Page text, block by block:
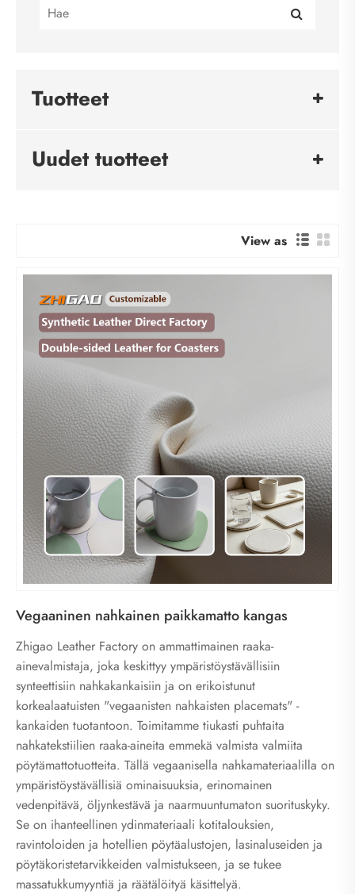
Tuotteet
Uudet tuotteet
View as
Vegaaninen nahkainen paikkamatto kangas
Zhigao Leather Factory on ammattimainen raaka-
ainevalmistaja, joka keskittyy ympäristöystävällisiin
synteettisiin nahkakankaisiin ja on erikoistunut
korkealaatuisten "vegaanisten nahkaisten placemats" -
kankaiden tuotantoon. Toimitamme tiukasti puhtaita
nahkatekstiilien raaka-aineita emmekä valmista valmiita
pöytämattotuotteita. Tällä vegaanisella nahkamateriaalilla on
ympäristöystävällisiä ominaisuuksia, erinomainen
vedenpitävä, öljynkestävä ja naarmuuntumaton suorituskyky.
Se on ihanteellinen ydinmateriaali kotitalouksien,
ravintoloiden ja hotellien pöytäalustojen, lasinaluseiden ja
pöytäkoristetarvikkeiden valmistukseen, ja se tukee
massatukkumyyntiä ja räätälöityä käsittelyä.